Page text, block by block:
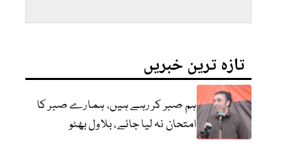
تازہ ترین خبریں
ہم صبر کر رہے ہیں، ہمارے صبر کا
امتحان نہ لیا جائے، بلاول بھٹو